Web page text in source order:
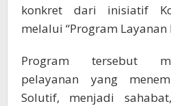
konkret dari inisiatif
melalui “Program Layanan
Program tersebut
pelayanan yang
Solutif, menjadi